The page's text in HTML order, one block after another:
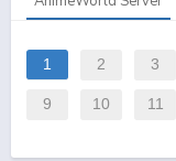
1 2 3
9 10 11